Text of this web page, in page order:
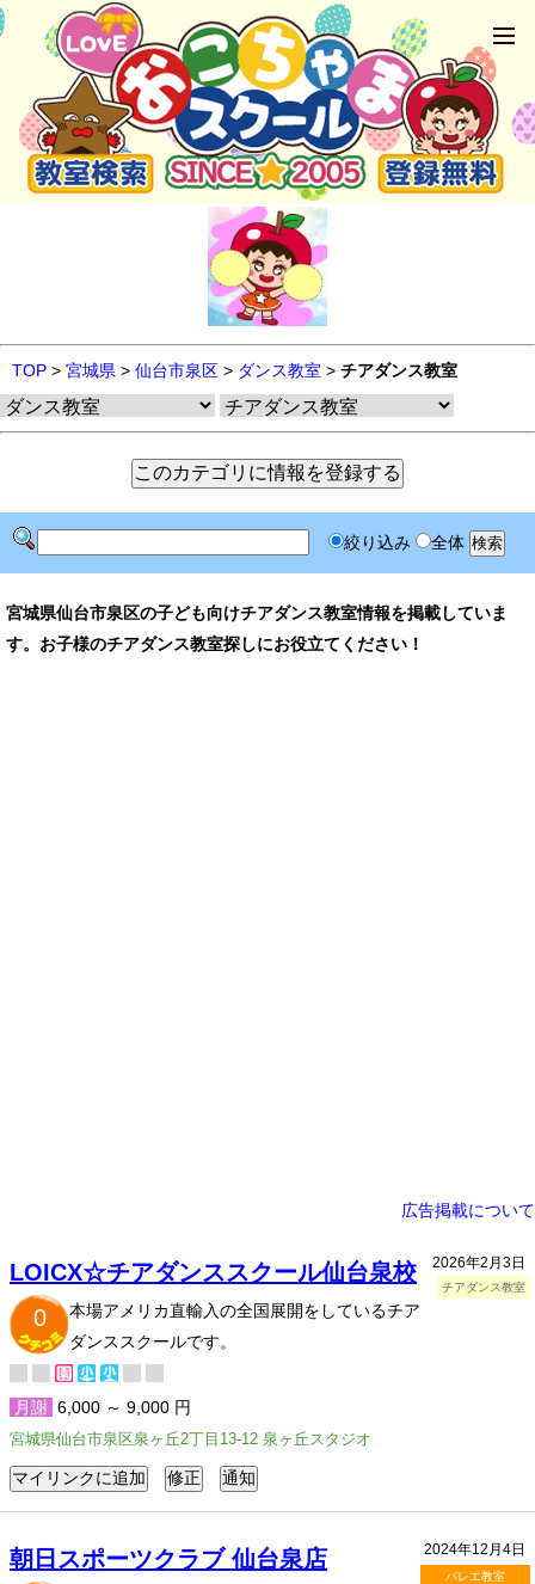
TOP > 宮城県 > 仙台市泉区 > ダンス教室 > チアダンス教室
絞り込み 全体
宮城県仙台市泉区の子ども向けチアダンス教室情報を掲載していま
す。お子様のチアダンス教室探しにお役立てください！
広告掲載について
2026年2月3日
チアダンス教室
LOICX☆チアダンススクール仙台泉校
0
本場アメリカ直輸入の全国展開をしているチア
ダンススクールです。
月謝 6,000 ～ 9,000 円
宮城県仙台市泉区泉ヶ丘2丁目13-12 泉ヶ丘スタジオ
2024年12月4日
バレエ教室
朝日スポーツクラブ 仙台泉店